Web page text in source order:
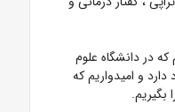
که در دانشگاه علوم‌
وجود دارد و امیدواریم که
بگیریم.